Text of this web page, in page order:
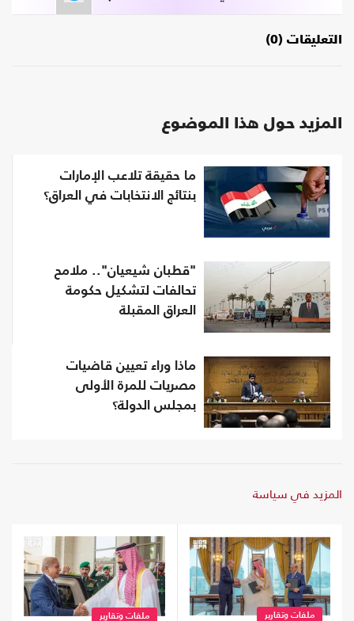
التعليقات (0)
المزيد حول هذا الموضوع
ما حقيقة تلاعب الإمارات
بنتائج الانتخابات في العراق؟
"قطبان شيعيان".. ملامح
تحالفات لتشكيل حكومة
العراق المقبلة
ماذا وراء تعيين قاضيات
مصريات للمرة الأولى
بمجلس الدولة؟
المزيد في سياسة
ملفات وتقارير ملفات وتقارير